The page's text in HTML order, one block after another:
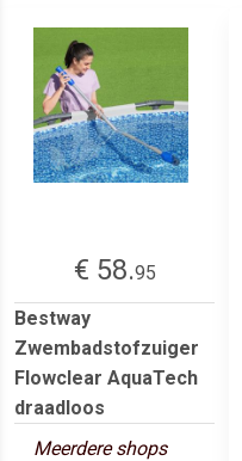
€ 58.95
Bestway
Zwembadstofzuiger
Flowclear AquaTech
draadloos
Meerdere shops